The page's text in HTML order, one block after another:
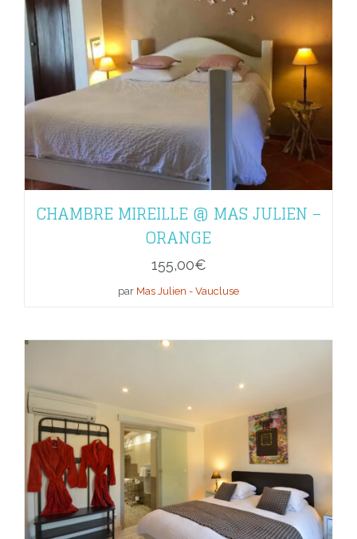
CHAMBRE MIREILLE @ MAS JULIEN –
ORANGE
155,00€
par Mas Julien - Vaucluse